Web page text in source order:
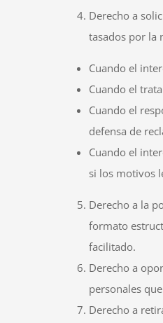
Derecho a
tasados por la
Cuando el
Cuando el
Cuando el
defensa de
Cuando el
si los motivos
Derecho a la
formato
facilitado.
Derecho a
personales
Derecho a